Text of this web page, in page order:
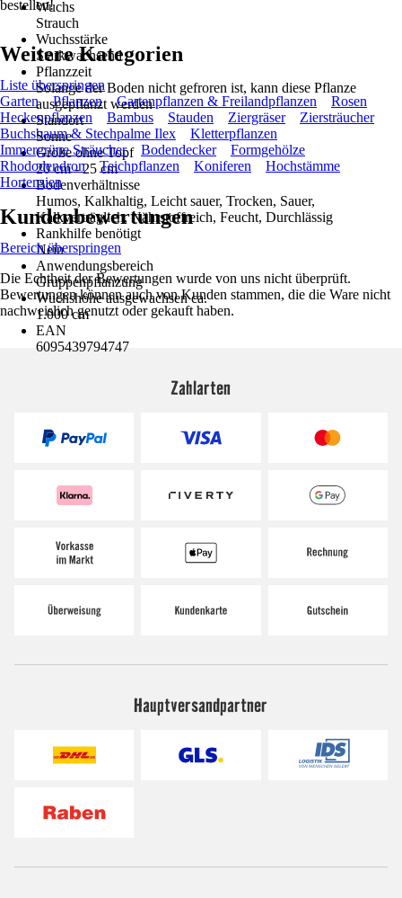
Wuchs
Strauch
Wuchsstärke
Starkwachsend
Pflanzzeit
Solange der Boden nicht gefroren ist, kann diese Pflanze
ausgepflanzt werden
Standort
Sonne
Größe ohne Topf
20 cm - 25 cm
Bodenverhältnisse
Humos, Kalkhaltig, Leicht sauer, Trocken, Sauer,
Kalkverträglich, Nährstoffreich, Feucht, Durchlässig
Rankhilfe benötigt
Nein
Anwendungsbereich
Gruppenpflanzung
Wuchshöhe ausgewachsen ca.
1.000 cm
EAN
6095439794747
bestellen!
Weitere Kategorien
Liste überspringen
Garten
Pflanzen Gartenpflanzen & Freilandpflanzen
Rosen
Heckenpflanzen
Bambus Stauden Ziergräser
Ziersträucher
Buchsbaum & Stechpalme Ilex
Kletterpflanzen
Immergrüne Sträucher
Bodendecker
Formgehölze
Rhododendron
Teichpflanzen Koniferen
Hochstämme
Hortensien
Kundenbewertungen
Bereich überspringen
Die Echtheit der Bewertungen wurde von uns nicht überprüft.
Bewertungen können auch von Kunden stammen, die die Ware nicht
nachweislich genutzt oder gekauft haben.
Zahlarten
Hauptversandpartner